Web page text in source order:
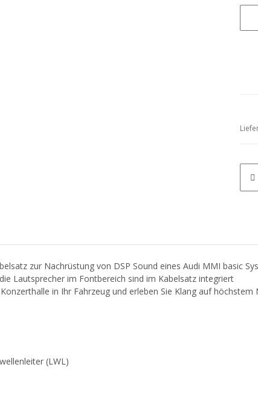
zur Nachrüstung von DSP Sound eines Audi MMI basic
Lautsprecher im Fontbereich sind im Kabelsatz integriert
in Ihr Fahrzeug und erleben Sie Klang auf höchstem
(LWL)